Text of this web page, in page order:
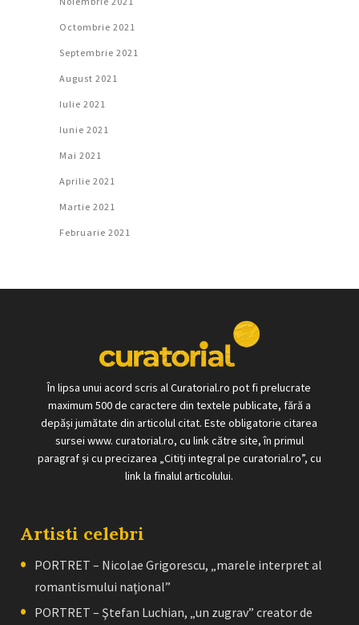
Octombrie 2021
Septembrie 2021
August 2021
Iulie 2021
Iunie 2021
Mai 2021
Aprilie 2021
Martie 2021
Februarie 2021
În lipsa unui acord scris al Curatorial.ro pot fi prelucrate
maximum 500 de caractere din textele publicate, fără a
depăși jumătate din articolul citat. Este obligatorie citarea
sursei www. curatorial.ro, cu link către site, în primul
paragraf și cu precizarea „Citiți integral pe curatorial.ro”, cu
link la finalul articolului.
Artisti celebri
PORTRET – Nicolae Grigorescu, „marele interpret al
romantismului naţional”
PORTRET – Ştefan Luchian, „un zugrav” creator de